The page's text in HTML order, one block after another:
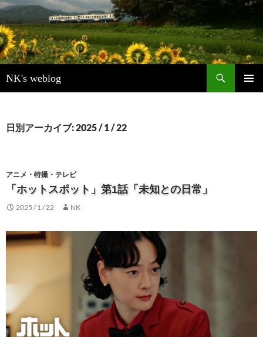
NK's weblog
索
ン
キ
ッ
日別アーカイブ: 2025 / 1 / 22
アニメ・特撮・テレビ
「ホットスポット」第1話「未知との日常」
2025 / 1 / 22 NK